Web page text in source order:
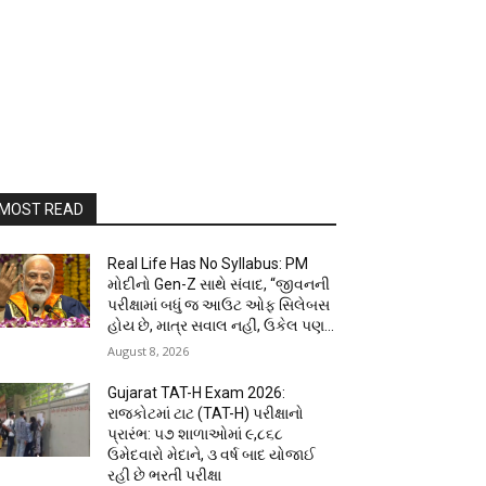
READ
Real Life Has No Syllabus: PM
મોદીનો Gen-Z સાથે સંવાદ, “જીવનની
પરીક્ષામાં બધું જ આઉટ ઓફ સિલેબસ
હોય છે, માત્ર સવાલ નહીં, ઉકેલ પણ...
August 8, 2026
Gujarat TAT-H Exam 2026:
રાજકોટમાં ટાટ (TAT-H) પરીક્ષાનો
પ્રારંભ: ૫૭ શાળાઓમાં ૯,૮૬૮
ઉમેદવારો મેદાને, ૩ વર્ષ બાદ યોજાઈ
રહી છે ભરતી પરીક્ષા